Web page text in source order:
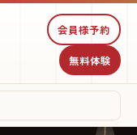
会員様予約
無料体験